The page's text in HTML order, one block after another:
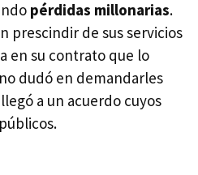
pérdidas millonarias.
prescindir de sus servicios
en su contrato que lo
dudó en demandarles
a un acuerdo cuyos